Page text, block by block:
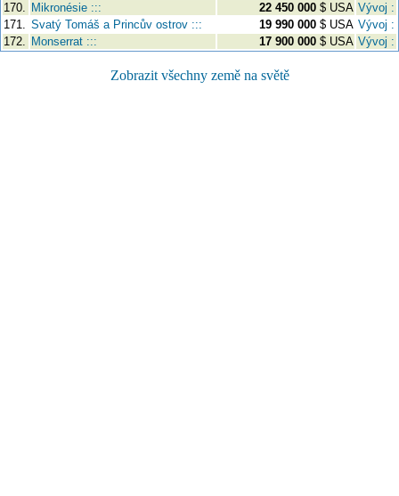
170. Mikronésie ::: 22 450 000 $ USA Vývoj :
171. Svatý Tomáš a Princův ostrov ::: 19 990 000 $ USA Vývoj :
172. Monserrat ::: 17 900 000 $ USA Vývoj :
Zobrazit všechny země na světě